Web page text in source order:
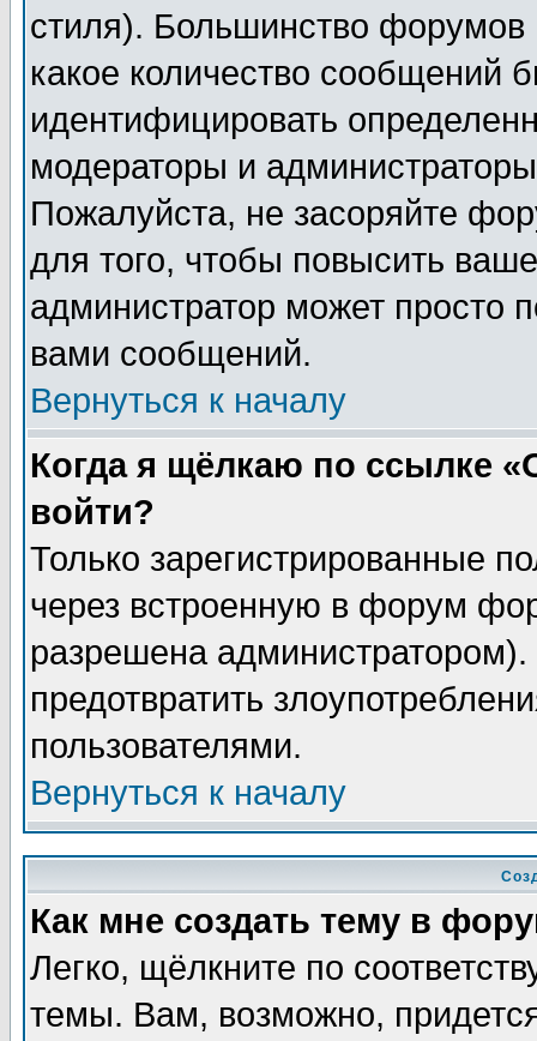
стиля). Большинство форумов
какое количество сообщений
идентифицировать
модераторы и
Пожалуйста, не засоряйте
для того, чтобы повысить
администратор может просто
вами сообщений.
Вернуться к началу
Когда я щёлкаю по ссылке
войти?
Только зарегистрированные
через встроенную в форум
разрешена
предотвратить
пользователями.
Вернуться к началу
Как мне создать тему в
Легко, щёлкните по
темы. Вам, возможно,